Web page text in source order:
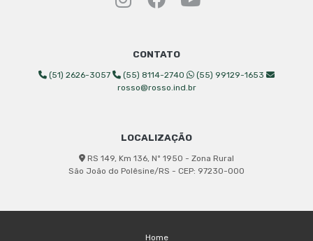
Instagram Rosso
Facebook Rosso
YouTube
CONTATO
(51) 2626-3057 (55) 8114-2740
(55) 99129-1653
rosso@rosso.ind.br
LOCALIZAÇÃO
RS 149, Km 136, Nº 1950 - Zona Rural
São João do Polêsine/RS - CEP: 97230-000
Home